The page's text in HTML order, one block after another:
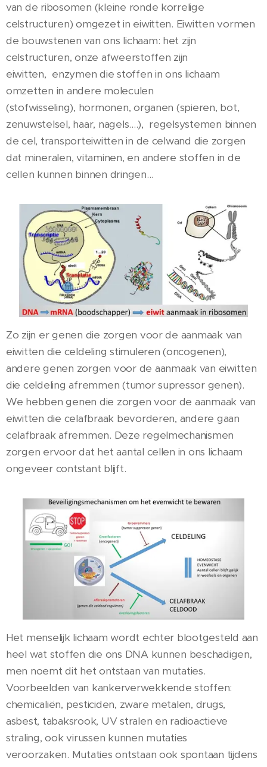
van de ribosomen (kleine ronde korrelige
celstructuren) omgezet in eiwitten. Eiwitten vormen
de bouwstenen van ons lichaam: het zijn
celstructuren, onze afweerstoffen zijn
eiwitten, enzymen die stoffen in ons lichaam
omzetten in andere moleculen
(stofwisseling), hormonen, organen (spieren, bot,
zenuwstelsel, haar, nagels....), regelsystemen binnen
de cel, transporteiwitten in de celwand die zorgen
dat mineralen, vitaminen, en andere stoffen in de
cellen kunnen binnen dringen...
Zo zijn er genen die zorgen voor de aanmaak van
eiwitten die celdeling stimuleren (oncogenen),
andere genen zorgen voor de aanmaak van eiwitten
die celdeling afremmen (tumor supressor genen).
We hebben genen die zorgen voor de aanmaak van
eiwitten die celafbraak bevorderen, andere gaan
celafbraak afremmen. Deze regelmechanismen
zorgen ervoor dat het aantal cellen in ons lichaam
ongeveer contstant blijft.
Het menselijk lichaam wordt echter blootgesteld aan
heel wat stoffen die ons DNA kunnen beschadigen,
men noemt dit het ontstaan van mutaties.
Voorbeelden van kankerverwekkende stoffen:
chemicaliën, pesticiden, zware metalen, drugs,
asbest, tabaksrook, UV stralen en radioactieve
straling, ook virussen kunnen mutaties
veroorzaken. Mutaties ontstaan ook spontaan tijdens